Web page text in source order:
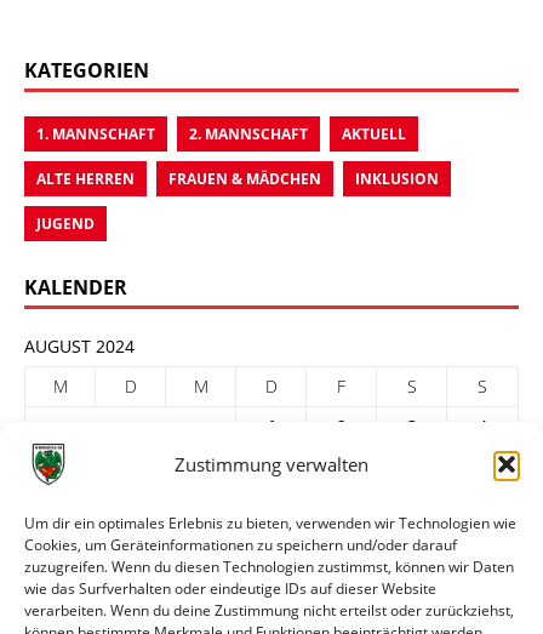
Zustimmung verwalten
Um dir ein optimales Erlebnis zu bieten, verwenden wir Technologien wie
Cookies, um Geräteinformationen zu speichern und/oder darauf
zuzugreifen. Wenn du diesen Technologien zustimmst, können wir Daten
wie das Surfverhalten oder eindeutige IDs auf dieser Website
verarbeiten. Wenn du deine Zustimmung nicht erteilst oder zurückziehst,
KATEGORIEN
1. MANNSCHAFT 2. MANNSCHAFT AKTUELL
ALTE HERREN FRAUEN & MÄDCHEN INKLUSION
JUGEND
KALENDER
AUGUST 2024
M
D M D F S
S
1
2 3
4
5
7 8 9
19
20 21 22 23 24
26
27 28 29 30
31
« Juli
Sep. »